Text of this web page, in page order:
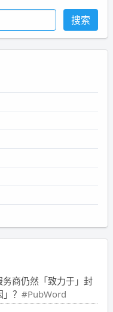
商仍然「致力于」封
？ #PubWord